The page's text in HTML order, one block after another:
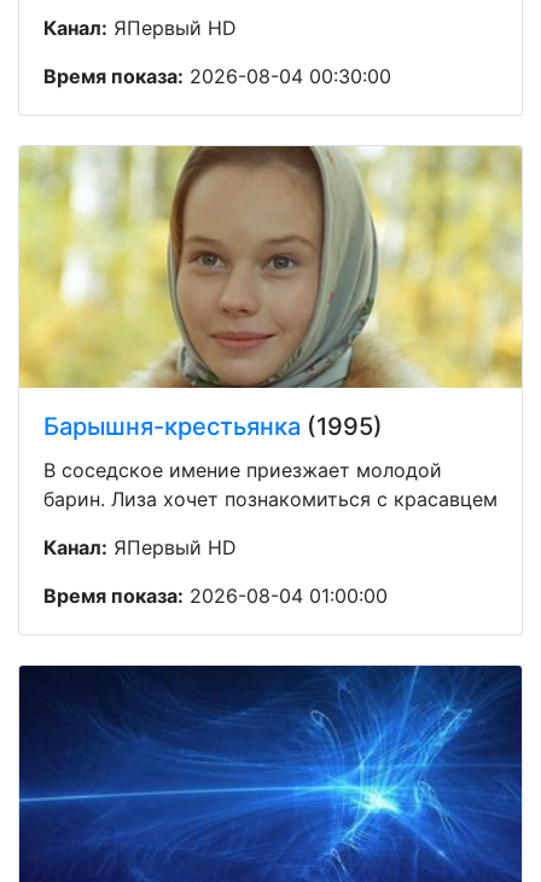
Канал: ЯПервый HD
Время показа: 2026-08-04 00:30:00
Барышня-крестьянка (1995)
В соседское имение приезжает молодой
барин. Лиза хочет познакомиться с красавцем
Канал: ЯПервый HD
Время показа: 2026-08-04 01:00:00